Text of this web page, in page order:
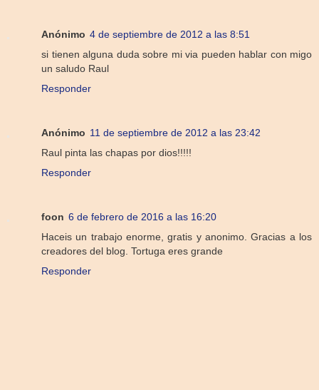
Anónimo 4 de septiembre de 2012 a las 8:51
si tienen alguna duda sobre mi via pueden hablar con migo
un saludo Raul
Responder
Anónimo 11 de septiembre de 2012 a las 23:42
Raul pinta las chapas por dios!!!!!
Responder
foon 6 de febrero de 2016 a las 16:20
Haceis un trabajo enorme, gratis y anonimo. Gracias a los
creadores del blog. Tortuga eres grande
Responder